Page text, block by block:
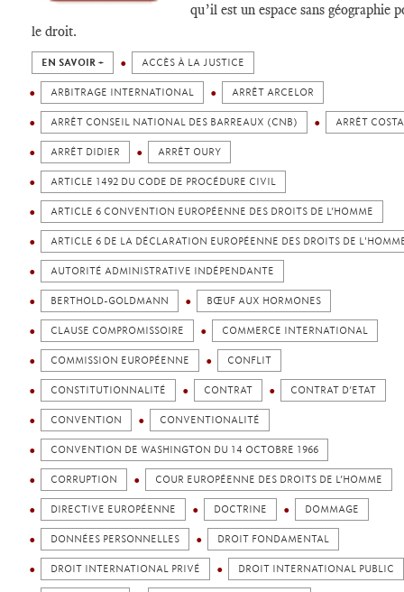
qu’il est un espace sans géographie
le droit.
EN SAVOIR + ACCÈS À LA JUSTICE
ARBITRAGE INTERNATIONAL ARRÊT ARCELOR
ARRÊT CONSEIL NATIONAL DES BARREAUX (CNB) ARRÊT COSTA
ARRÊT DIDIER ARRÊT OURY
ARTICLE 1492 DU CODE DE PROCÉDURE CIVIL
ARTICLE 6 CONVENTION EUROPÉENNE DES DROITS DE L’HOMME
ARTICLE 6 DE LA DÉCLARATION EUROPÉENNE DES DROITS DE
AUTORITÉ ADMINISTRATIVE INDÉPENDANTE
BERTHOLD-GOLDMANN BŒUF AUX HORMONES
CLAUSE COMPROMISSOIRE COMMERCE INTERNATIONAL
COMMISSION EUROPÉENNE CONFLIT
CONSTITUTIONNALITÉ CONTRAT CONTRAT D’ETAT
CONVENTION CONVENTIONALITÉ
CONVENTION DE WASHINGTON DU 14 OCTOBRE 1966
CORRUPTION COUR EUROPÉENNE DES DROITS DE L’HOMME
DIRECTIVE EUROPÉENNE DOCTRINE DOMMAGE
DONNÉES PERSONNELLES DROIT FONDAMENTAL
DROIT INTERNATIONAL PRIVÉ DROIT INTERNATIONAL PUBLIC